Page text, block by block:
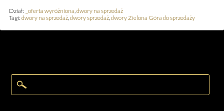
Dział: _oferta wyróżniona dwory na sprzedaż
Tagi: dwory na sprzedaż, dwory sprzedaż, dwory Zielona Góra do sprzedaży